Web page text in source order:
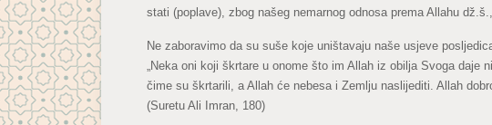
stati (poplave), zbog našeg nemarnog odnosa prema Allahu
Ne zaboravimo da su suše koje uništavaju naše usjeve
„Neka oni koji škrtare u onome što im Allah iz obilja Svoga
čime su škrtarili, a Allah će nebesa i Zemlju naslijediti. Allah
(Suretu Ali Imran, 180)